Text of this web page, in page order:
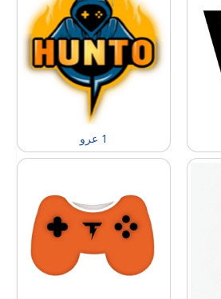
1 عرو